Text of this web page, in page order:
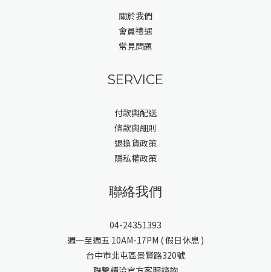
關於我們
會員禮遇
常見問題
SERVICE
付款與配送
條款與細則
退換貨政策
隱私權政策
聯絡我們
04-24351393
週一至週五 10AM-17PM ( 假日休息 )
台中市北屯區景賢路320號